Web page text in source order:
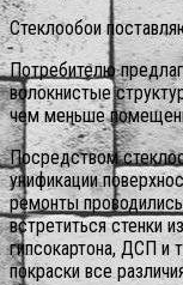
Стеклообои
Потребителю
волокнистые
чем меньше
Посредством
унификации
ремонты
встретиться стенки
гипсокартона, ДСП и
покраски все